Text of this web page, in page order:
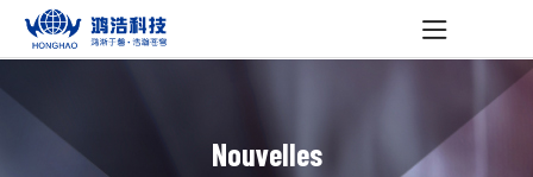
Nouvelles